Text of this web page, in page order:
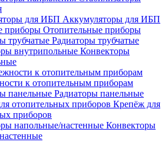
Аккумуляторы для ИБП
Отопительные приборы
Радиаторы трубчатые
Конвекторы
к отопительным приборам
Радиаторы панельные
Крепёж для
приборов
Конвекторы